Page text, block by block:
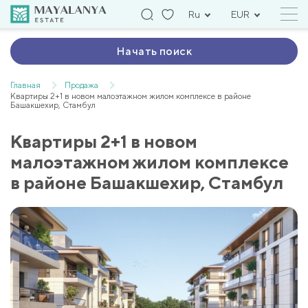
Ru EUR
Начать поиск
Главная
Продажа
Квартиры 2+1 в новом малоэтажном жилом комплексе в районе
Башакшехир, Стамбул
Квартиры 2+1 в новом
малоэтажном жилом комплексе
в районе Башакшехир, Стамбул